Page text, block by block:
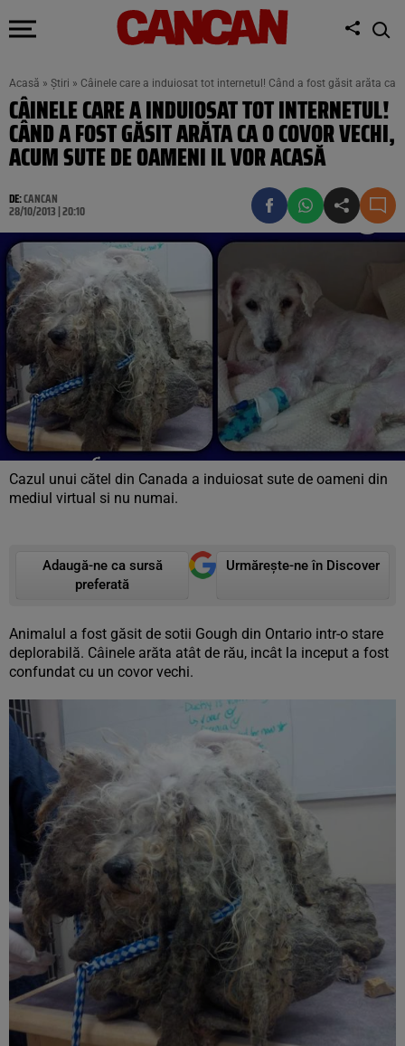
Acasă » Știri » Câinele care a induiosat tot internetul! Când a fost găsit arăta ca
CÂINELE CARE A INDUIOSAT TOT INTERNETUL!
CÂND A FOST GĂSIT ARĂTA CA O COVOR VECHI,
ACUM SUTE DE OAMENI IL VOR ACASĂ
DE:CANCAN
28/10/2013 | 20:10
Cazul unui cătel din Canada a induiosat sute de oameni din
mediul virtual si nu numai.
Adaugă-ne ca sursă
preferată
Urmărește-ne în Discover
Animalul a fost găsit de sotii Gough din Ontario intr-o stare
deplorabilă. Câinele arăta atât de rău, incât la inceput a fost
confundat cu un covor vechi.